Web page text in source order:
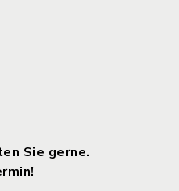
Sie gerne.